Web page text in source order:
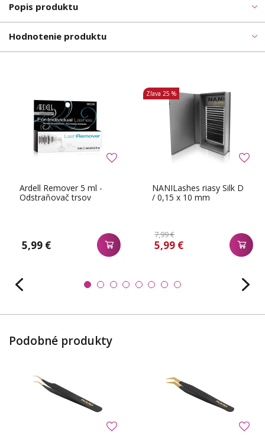
Popis produktu
Hodnotenie produktu
Ardell Remover 5 ml -
Odstraňovač trsov
5,99 €
NANILashes riasy Silk D
/ 0,15 x 10 mm
7,99 €
5,99 €
Zľava 25 %
Podobné produkty